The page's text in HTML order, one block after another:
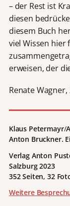
– der Rest ist
diesen
diesem Buch
viel Wissen hier
erweisen, der
Renate
Klaus Petermayr/
Anton Bruckner.
Verlag Anton
Salzburg 2023
352 Seiten, 32
Weitere